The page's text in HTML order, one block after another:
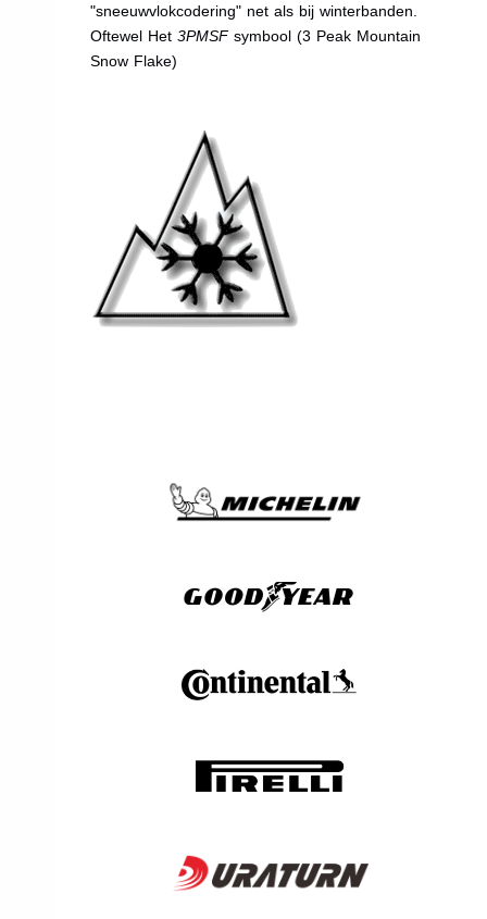
"sneeuwvlokcodering" net als bij winterbanden.
Oftewel Het3PMSFsymbool (3 Peak Mountain
Snow Flake)